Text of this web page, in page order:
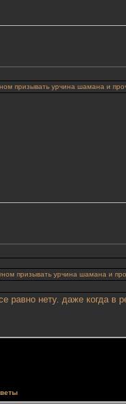
призывать урчина шамана и
призывать урчина шамана и
равно нету. даже когда в